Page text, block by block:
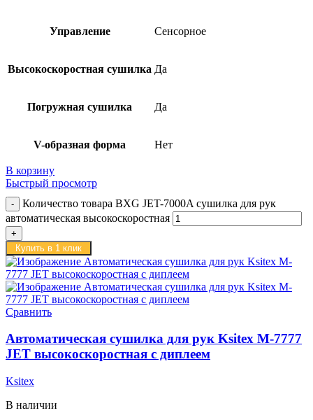
Управление Сенсорное
Высокоскоростная сушилка Да
Погружная сушилка Да
V-образная форма Нет
В корзину
Быстрый просмотр
Количество товара BXG JET-7000A сушилка для рук
автоматическая высокоскоростная
Купить в 1 клик
Сравнить
Автоматическая сушилка для рук Ksitex M-7777
JET высокоскоростная с диплеем
Ksitex
В наличии